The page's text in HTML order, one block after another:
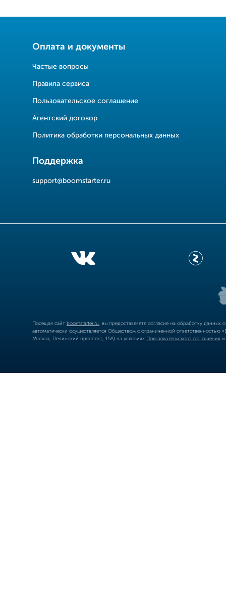
Оплата и документы
Частые вопросы
Правила сервиса
Пользовательское соглашение
Агентский договор
Политика обработки персональных данных
Поддержка
support@boomstarter.ru
Посещая сайт boomstarter.ru , вы предоставляете согласие на обработку
автоматически осуществляется Обществом с ограниченной
Москва, Ленинский проспект, 15А) на условиях Пользовательского соглашения и